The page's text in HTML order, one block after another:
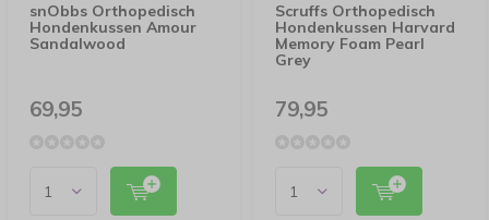
snObbs Orthopedisch
Hondenkussen Amour
Sandalwood
69,95
Scruffs Orthopedisch
Hondenkussen Harvard
Memory Foam Pearl
Grey
79,95